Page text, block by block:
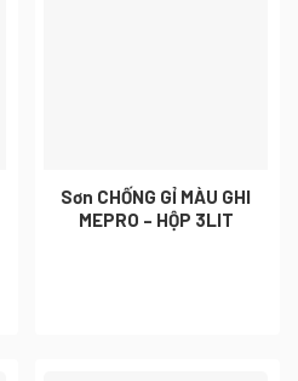
Sơn CHỐNG GỈ MÀU GHI
MEPRO – HỘP 3LIT